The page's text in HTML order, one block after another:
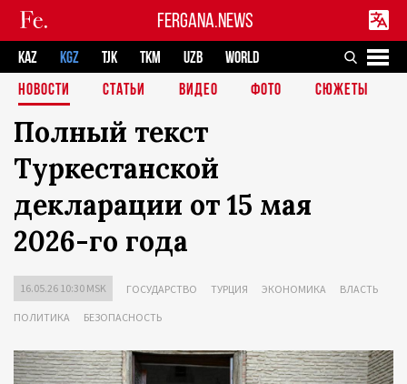
FERGANA.NEWS
KAZ KGZ TJK TKM UZB
WORLD
НОВОСТИ
СТАТЬИ ВИДЕО ФОТО СЮЖЕТЫ
Полный текст
Туркестанской
декларации от 15 мая
2026-го года
16.05.26 10:30 MSK ГОСУДАРСТВО ТУРЦИЯ ЭКОНОМИКА ВЛАСТЬ
ПОЛИТИКА БЕЗОПАСНОСТЬ